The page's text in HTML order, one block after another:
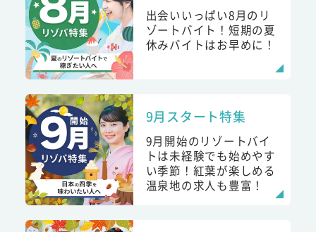
出会いいっぱい8月のリ
ゾートバイト！短期の夏
休みバイトはお早めに！
9月スタート特集
9月開始のリゾートバイ
トは未経験でも始めやす
い季節！紅葉が楽しめる
温泉地の求人も豊富！